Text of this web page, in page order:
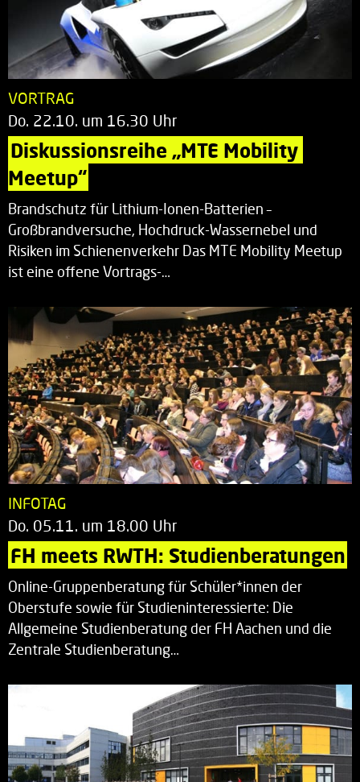
VORTRAG
Do. 22.10. um 16.30 Uhr
Diskussionsreihe „MTE Mobility
Meetup“
Brandschutz für Lithium-Ionen-Batterien –
Großbrandversuche, Hochdruck-Wassernebel und
Risiken im Schienenverkehr Das MTE Mobility Meetup
ist eine offene Vortrags-…
INFOTAG
Do. 05.11. um 18.00 Uhr
FH meets RWTH: Studienberatungen
Online-Gruppenberatung für Schüler*innen der
Oberstufe sowie für Studieninteressierte: Die
Allgemeine Studienberatung der FH Aachen und die
Zentrale Studienberatung…